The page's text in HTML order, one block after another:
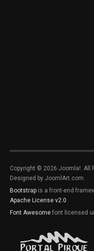
Copyright © 2026 Joomla!. All
Designed by JoomlArt.com.
Bootstrap is a front-end
Apache License v2.0.
Font Awesome font licensed